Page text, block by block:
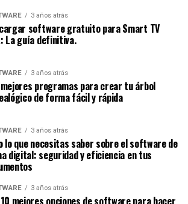
3 años atrás
software gratuito para Smart TV
La guía definitiva.
3 años atrás
programas para crear tu árbol
de forma fácil y rápida
3 años atrás
lo que necesitas saber sobre el software de
digital: seguridad y eficiencia en tus
3 años atrás
mejores opciones de software para hacer